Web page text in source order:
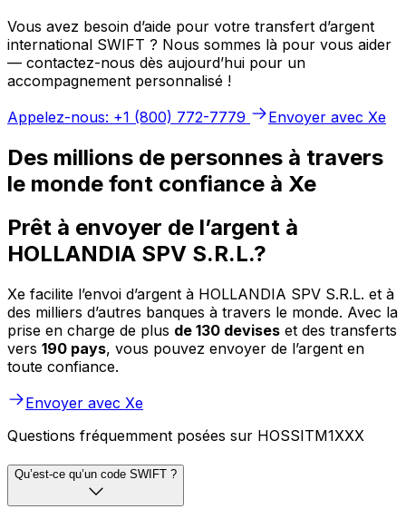
Vous avez besoin d’aide pour votre transfert d’argent
international SWIFT ? Nous sommes là pour vous aider
— contactez-nous dès aujourd’hui pour un
accompagnement personnalisé !
Appelez-nous: +1 (800) 772-7779
Envoyer avec Xe
Des millions de personnes à travers
le monde font confiance à Xe
Prêt à envoyer de l’argent à
HOLLANDIA SPV S.R.L.?
Xe facilite l’envoi d’argent à HOLLANDIA SPV S.R.L. et à
des milliers d’autres banques à travers le monde. Avec la
prise en charge de plus de 130 devises et des transferts
vers 190 pays, vous pouvez envoyer de l’argent en
toute confiance.
Envoyer avec Xe
Questions fréquemment posées sur HOSSITM1XXX
Qu’est-ce qu’un code SWIFT ?